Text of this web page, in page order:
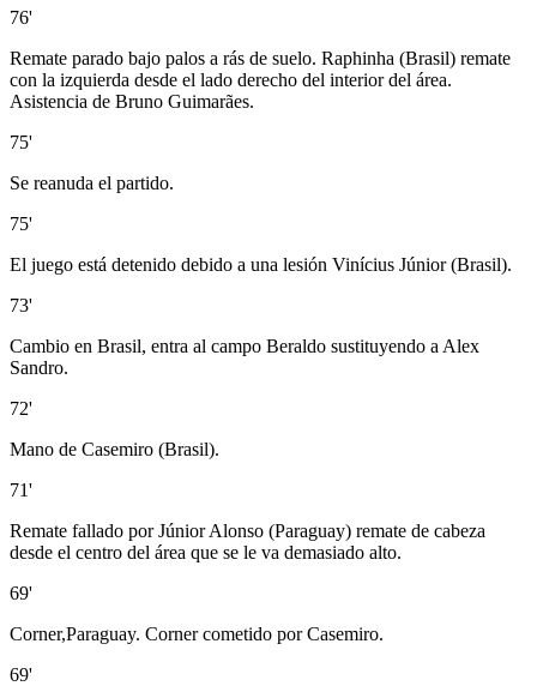
76'
Remate parado bajo palos a rás de suelo. Raphinha (Brasil) remate
con la izquierda desde el lado derecho del interior del área.
Asistencia de Bruno Guimarães.
75'
Se reanuda el partido.
75'
El juego está detenido debido a una lesión Vinícius Júnior (Brasil).
73'
Cambio en Brasil, entra al campo Beraldo sustituyendo a Alex
Sandro.
72'
Mano de Casemiro (Brasil).
71'
Remate fallado por Júnior Alonso (Paraguay) remate de cabeza
desde el centro del área que se le va demasiado alto.
69'
Corner,Paraguay. Corner cometido por Casemiro.
69'